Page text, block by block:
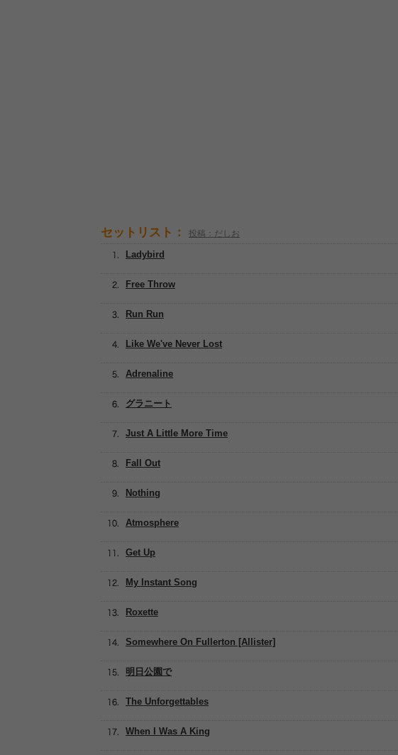
セットリスト： 投稿：だしお
グラニート
Free Throw
Just A Little More Time
Adrenaline
Like We've Never Lost
Ladybird
Run Run
Fall Out
Nothing
Atmosphere
Get Up
My Instant Song
Roxette
Somewhere On Fullerton [Allister]
明日公園で
The Unforgettables
When I Was A King